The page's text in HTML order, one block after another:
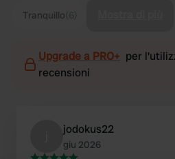
Tranquillo
Upgrade a PRO+ per
recensioni
jodokus22
giu 2026